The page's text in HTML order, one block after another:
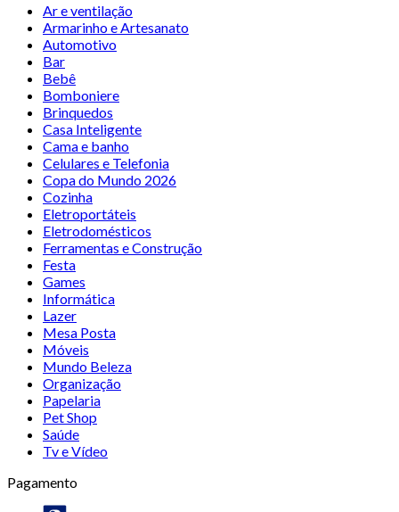
Ar e ventilação
Armarinho e Artesanato
Automotivo
Bar
Bebê
Bomboniere
Brinquedos
Casa Inteligente
Cama e banho
Celulares e Telefonia
Copa do Mundo 2026
Cozinha
Eletroportáteis
Eletrodomésticos
Ferramentas e Construção
Festa
Games
Informática
Lazer
Mesa Posta
Móveis
Mundo Beleza
Organização
Papelaria
Pet Shop
Saúde
Tv e Vídeo
Pagamento